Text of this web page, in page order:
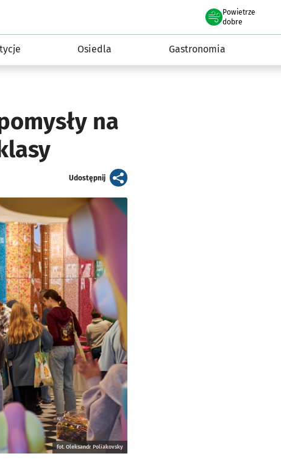
Powietrze
we Wrocławiu
dobre
Osiedla Gastronomia
na
Udostępnijartykuł
fot. Oleksandr Poliakovsky